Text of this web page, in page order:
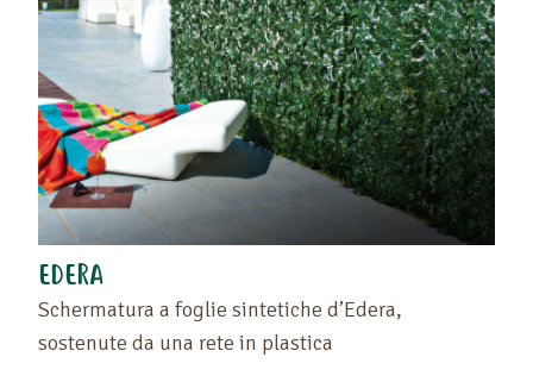
EDERA
Schermatura a foglie sintetiche d’Edera,
sostenute da una rete in plastica